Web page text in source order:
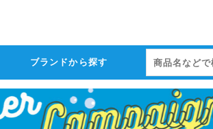
ブランドから探す